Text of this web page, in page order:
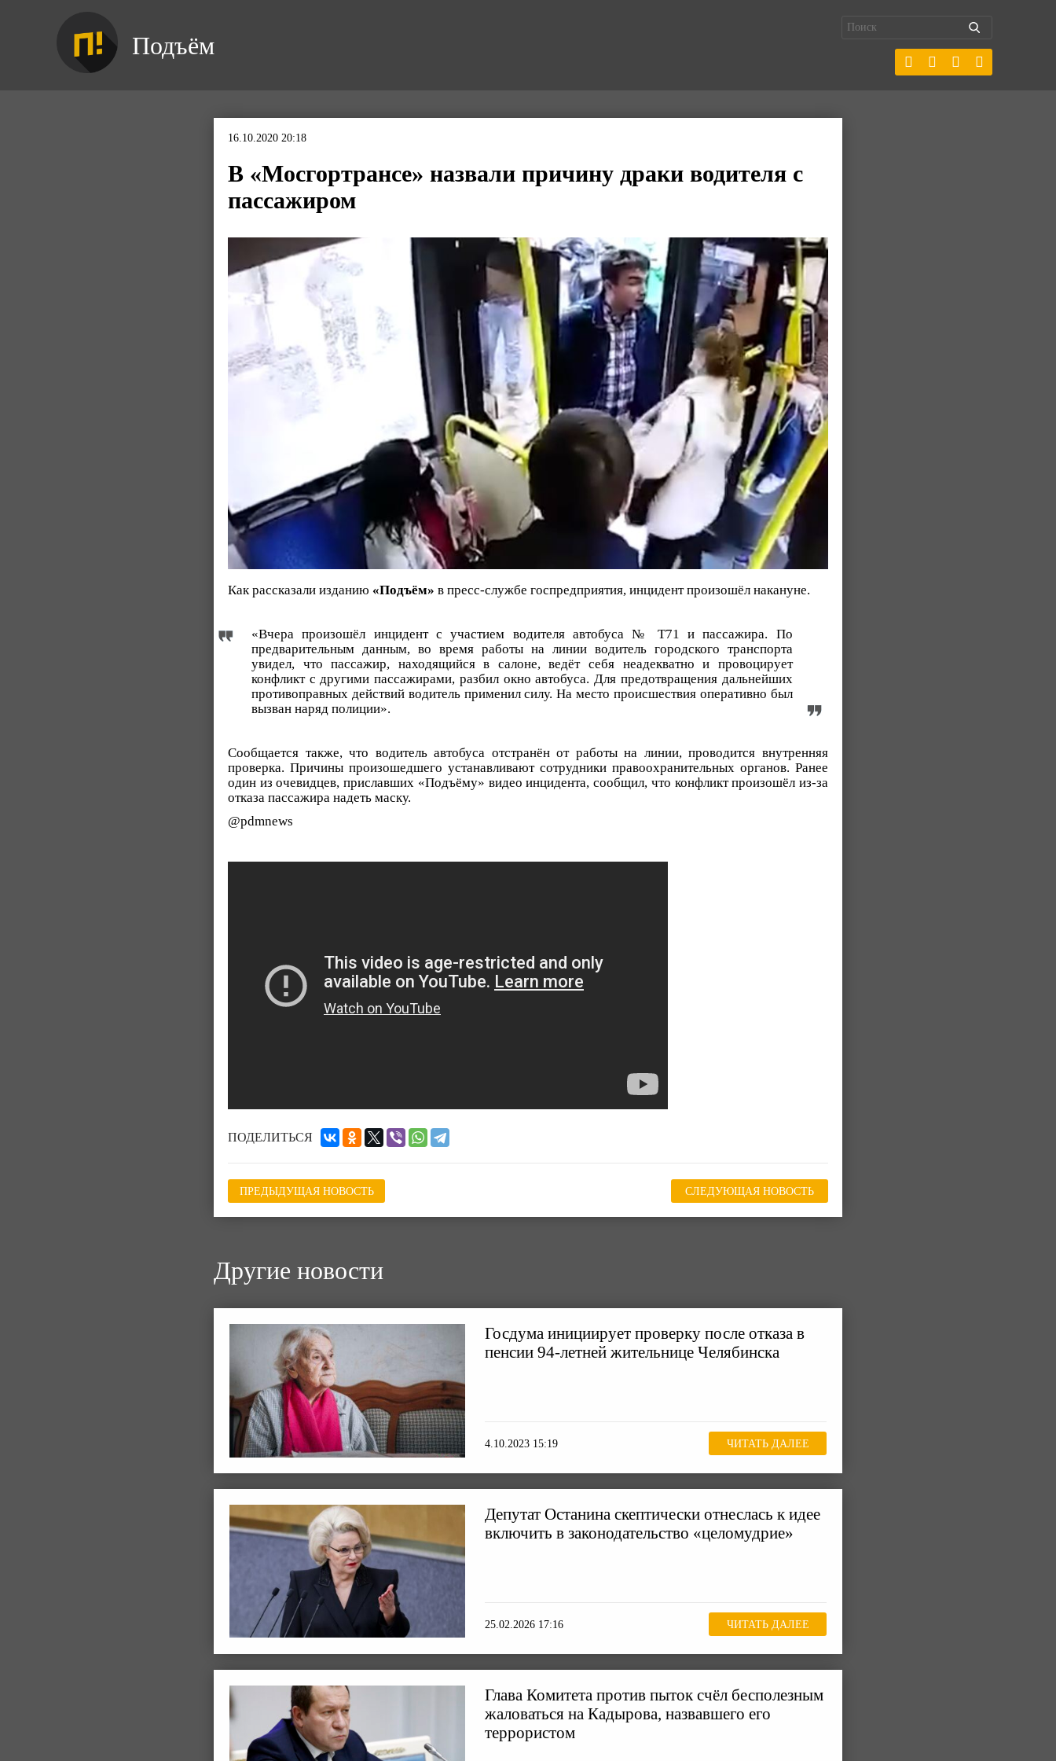
Подъём
16.10.2020 20:18
В «Мосгортрансе» назвали причину драки водителя с
пассажиром
Как рассказали изданию «Подъём» в пресс-службе госпредприятия, инцидент произошёл накануне.
«Вчера произошёл инцидент с участием водителя автобуса № Т71 и пассажира. По
предварительным данным, во время работы на линии водитель городского транспорта
увидел, что пассажир, находящийся в салоне, ведёт себя неадекватно и провоцирует
конфликт с другими пассажирами, разбил окно автобуса. Для предотвращения дальнейших
противоправных действий водитель применил силу. На место происшествия оперативно был
вызван наряд полиции».
Сообщается также, что водитель автобуса отстранён от работы на линии, проводится внутренняя
проверка. Причины произошедшего устанавливают сотрудники правоохранительных органов. Ранее
один из очевидцев, приславших «Подъёму» видео инцидента, сообщил, что конфликт произошёл из-за
отказа пассажира надеть маску.
@pdmnews
ПОДЕЛИТЬСЯ
ПРЕДЫДУЩАЯ НОВОСТЬ СЛЕДУЮЩАЯ НОВОСТЬ
Другие новости
Госдума инициирует проверку после отказа в
пенсии 94-летней жительнице Челябинска
4.10.2023 15:19 ЧИТАТЬ ДАЛЕЕ
Депутат Останина скептически отнеслась к идее
включить в законодательство «целомудрие»
25.02.2026 17:16 ЧИТАТЬ ДАЛЕЕ
Глава Комитета против пыток счёл бесполезным
жаловаться на Кадырова, назвавшего его
террористом